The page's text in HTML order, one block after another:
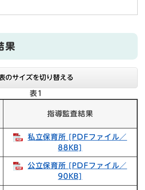
果
のサイズを切り替える
表1
指導監査結果
私立保育所 [PDFファイル／
88KB]
公立保育所​ [PDFファイル／
90KB]